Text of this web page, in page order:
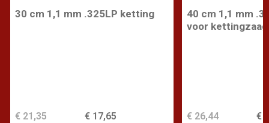
30 cm 1,1 mm .325LP ketting
€ 17,65
€ 21,35
40 cm 1,1 mm
voor kettingzaag
€
€ 26,44